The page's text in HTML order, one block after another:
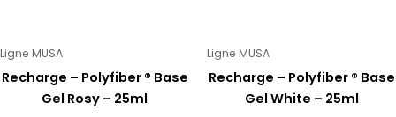
Ligne MUSA
Recharge – Polyfiber ® Base
Gel Rosy – 25ml
Ligne MUSA
Recharge – Polyfiber ® Base
Gel White – 25ml